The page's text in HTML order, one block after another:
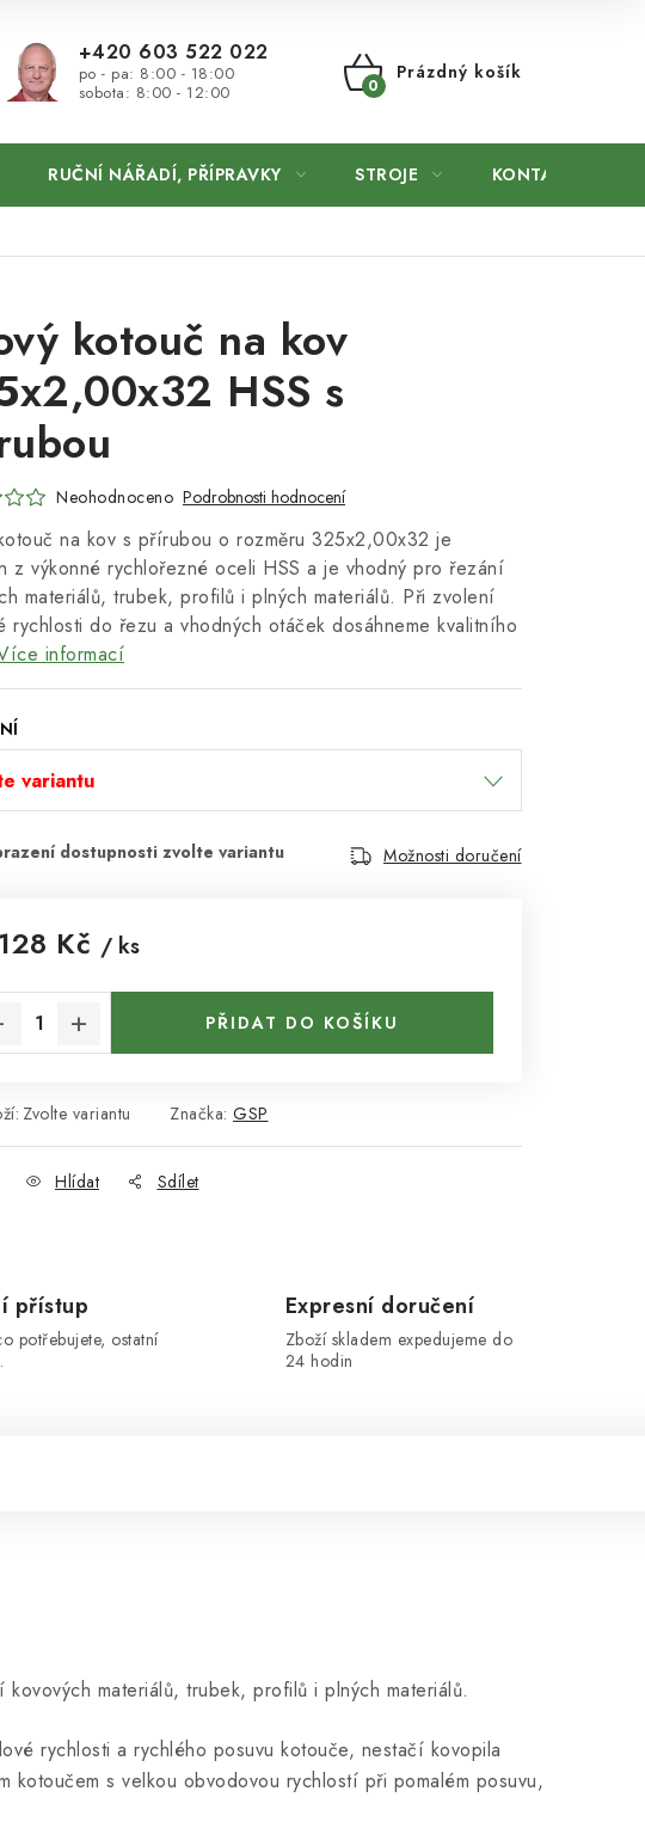
+420 603 522 022
po - pa: 8:00 - 18:00
sobota: 8:00 - 12:00
NÁKUPNÍ
Prázdný košík
RUČNÍ NÁŘADÍ, PŘÍPRAVKY STROJE KONTAKTY
kotouč na kov
HSS s
Neohodnoceno Podrobnosti hodnocení
na kov s přírubou o rozměru 325x2,00x32 je
z výkonné rychlořezné oceli HSS a je vhodný pro řezání
materiálů, trubek, profilů i plných materiálů. Při zvolení
rychlosti do řezu a vhodných otáček dosáhneme kvalitního
informací
Možnosti doručení
Kč / ks
PŘIDAT DO KOŠÍKU
Zvolte variantu Značka: GSP
Hlídat Sdílet
přístup
potřebujete, ostatní
Expresní doručení
Zboží skladem expedujeme do
24 hodin
materiálů, trubek, profilů i plných materiálů.
rychlosti a rychlého posuvu kotouče, nestačí kovopila
s velkou obvodovou rychlostí při pomalém posuvu,